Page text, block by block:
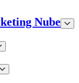
Nube